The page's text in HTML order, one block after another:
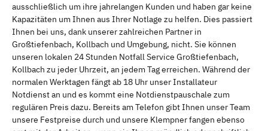
ausschließlich um ihre jahrelangen Kunden und haben gar keine
Kapazitäten um Ihnen aus Ihrer Notlage zu helfen. Dies passiert
Ihnen bei uns, dank unserer zahlreichen Partner in
Großtiefenbach, Kollbach und Umgebung, nicht. Sie können
unseren lokalen 24 Stunden Notfall Service Großtiefenbach,
Kollbach zu jeder Uhrzeit, an jedem Tag erreichen. Während der
normalen Werktagen fängt ab 18 Uhr unser Installateur
Notdienst an und es kommt eine Notdienstpauschale zum
regulären Preis dazu. Bereits am Telefon gibt Ihnen unser Team
unsere Festpreise durch und unsere Klempner fangen ebenso